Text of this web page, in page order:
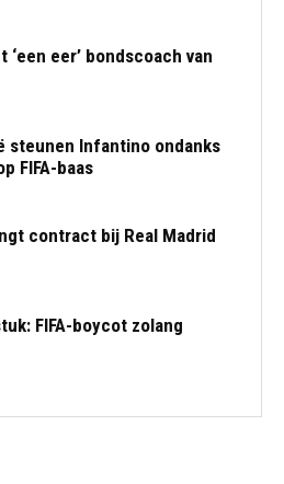
‘een eer’ bondscoach van
steunen Infantino ondanks
FIFA-baas
contract bij Real Madrid
FIFA-boycot zolang